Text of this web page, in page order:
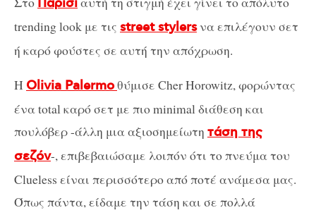
Παρίσι
trending look με τις street stylersνα επιλέγουν σετ
ή καρό φούστες σε αυτή την απόχρωση.
Η Olivia Palermoθύμισε Cher Horowitz, φορώντας
ένα total καρό σετ με πιο minimal διάθεση και
πουλόβερ -άλλη μια αξιοσημείωτη τάση της
σεζόν-, επιβεβαιώσαμε λοιπόν ότι το πνεύμα του
Clueless είναι περισσότερο από ποτέ ανάμεσα μας.
Όπως πάντα, είδαμε την τάση και σε πολλά